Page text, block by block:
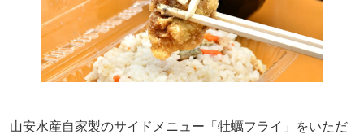
山安水産自家製のサイドメニュー「牡蠣フライ」をいただ